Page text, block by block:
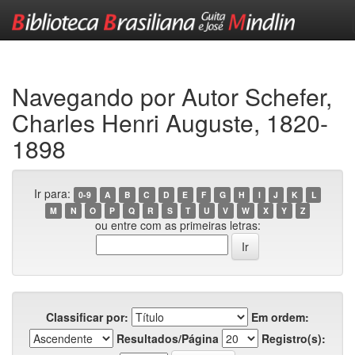
Navegando por Autor Schefer,
Charles Henri Auguste, 1820-
1898
Ir para: 0-9 A B C D E F G H I J K
L
M
N O P Q R S T U V W X Y Z
ou entre com as primeiras letras:
Classificar por:
Em ordem:
Resultados/Página
Registro(s):